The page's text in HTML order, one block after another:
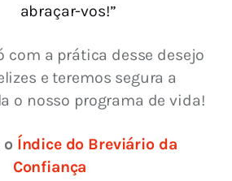
abraçar-vos!”
com a prática desse desejo
e teremos segura a
o nosso programa de vida!
Índice do Breviário da
Confiança